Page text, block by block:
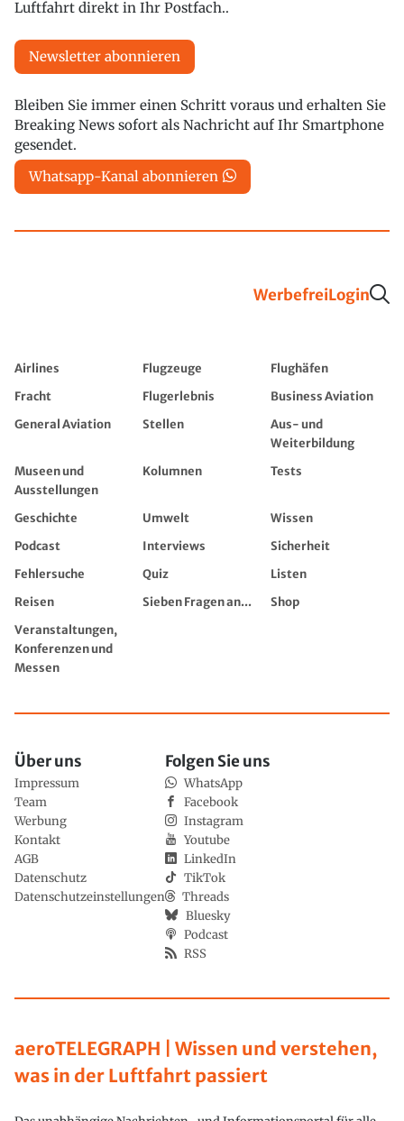
Luftfahrt direkt in Ihr Postfach..
Newsletter abonnieren
Bleiben Sie immer einen Schritt voraus und erhalten Sie
Breaking News sofort als Nachricht auf Ihr Smartphone
gesendet.
Whatsapp-Kanal abonnieren
WerbefreiLogin
Airlines Flugzeuge
Flughäfen
Fracht
Flugerlebnis
Business Aviation
General Aviation
Stellen
Aus- und
Weiterbildung
Museen und
Ausstellungen
Kolumnen Tests
Geschichte Umwelt
Wissen
Podcast
Interviews
Sicherheit
Fehlersuche
Quiz
Listen
Reisen
Sieben Fragen an...
Shop
Veranstaltungen,
Konferenzen und
Messen
aeroTELEGRAPH | Wissen und verstehen,
was in der Luftfahrt passiert
Über uns
Impressum
Team
Werbung
Kontakt
AGB
Datenschutz
Datenschutzeinstellungen
Folgen Sie uns
WhatsApp
Facebook
Instagram
Youtube
LinkedIn
TikTok
Threads
Bluesky
Podcast
RSS